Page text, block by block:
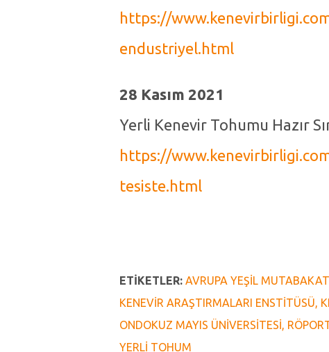
https://
endustriyel.html
28 Kasım 2021
Yerli Kenevir Tohumu Hazır
https://
tesiste.html
ETIKETLER: AVRUPA YEŞIL
KENEVIR ARAŞTIRMALARI ENSTITÜSÜ
ONDOKUZ MAYIS ÜNIVERSITESI
YERLI TOHUM